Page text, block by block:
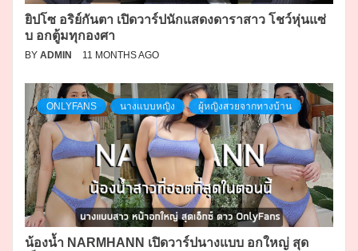
ยิปโซ อริย์กันตา เปิดวาร์ปนักแสดงดาราสาว โชว์หุ่นแซ่
บ อกตู้มทุกองศา
BY ADMIN 11 MONTHS AGO
ONLYFANS นางแบบหญิง ผู้หญิงสวยจากทางบ้าน
น้องน้ำ NARMHANN เปิดวาร์ปนางแบบ อกใหญ่ สุด